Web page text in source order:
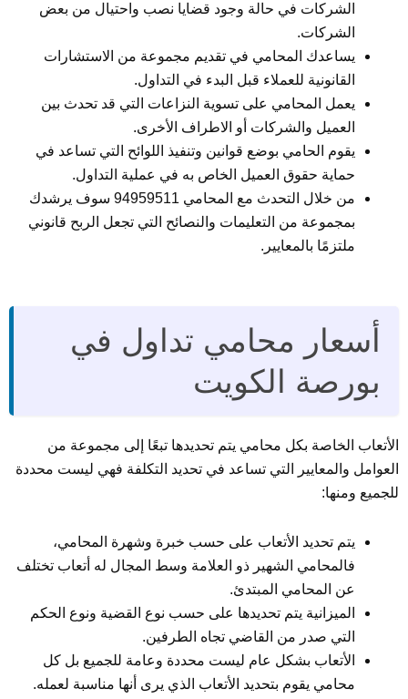
الشركات في حالة وجود قضايا نصب واحتيال من بعض
الشركات.
يساعدك المحامي في تقديم مجموعة من الاستشارات
القانونية للعملاء قبل البدء في التداول.
يعمل المحامي على تسوية النزاعات التي قد تحدث بين
العميل والشركات أو الاطراف الأخرى.
يقوم الحامي بوضع قوانين وتنفيذ اللوائح التي تساعد في
حماية حقوق العميل الخاص به في عملية التداول.
من خلال التحدث مع المحامي 94959511 سوف يرشدك
بمجموعة من التعليمات والنصائح التي تجعل الربح قانوني
ملتزمًا بالمعايير.
أسعار محامي تداول في
بورصة الكويت
الأتعاب الخاصة بكل محامي يتم تحديدها تبعًا إلى مجموعة من
العوامل والمعايير التي تساعد في تحديد التكلفة فهي ليست محددة
للجميع ومنها:
يتم تحديد الأتعاب على حسب خبرة وشهرة المحامي،
فالمحامي الشهير ذو العلامة وسط المجال له أتعاب تختلف
عن المحامي المبتدئ.
الميزانية يتم تحديدها على حسب نوع القضية ونوع الحكم
التي صدر من القاضي تجاه الطرفين.
الأتعاب بشكل عام ليست محددة وعامة للجميع بل كل
محامي يقوم بتحديد الأتعاب الذي يرى أنها مناسبة لعمله.